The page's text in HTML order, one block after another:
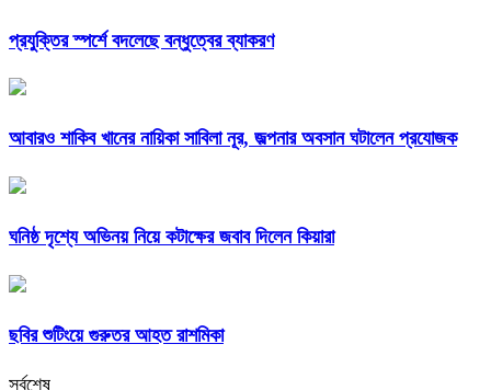
প্রযুক্তির স্পর্শে বদলেছে বন্ধুত্বের ব্যাকরণ
আবারও শাকিব খানের নায়িকা সাবিলা নূর, জল্পনার অবসান ঘটালেন প্রযোজক
ঘনিষ্ঠ দৃশ্যে অভিনয় নিয়ে কটাক্ষের জবাব দিলেন কিয়ারা
ছবির শুটিংয়ে গুরুতর আহত রাশমিকা
সর্বশেষ